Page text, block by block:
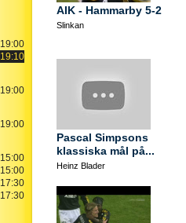
AIK - Hammarby 5-2
Slinkan
Pascal Simpsons
klassiska mål på...
Heinz Blader
19:00
19:10
19:00
19:00
15:00
15:00
17:30
17:30